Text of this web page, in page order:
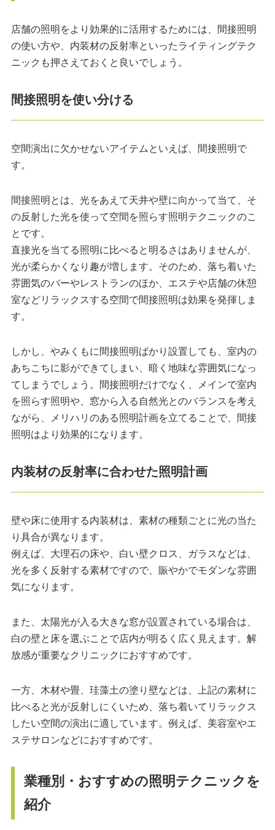
店舗の照明をより効果的に活用するためには、間接照明
の使い方や、内装材の反射率といったライティングテク
ニックも押さえておくと良いでしょう。
間接照明を使い分ける
空間演出に欠かせないアイテムといえば、間接照明で
す。
間接照明とは、光をあえて天井や壁に向かって当て、そ
の反射した光を使って空間を照らす照明テクニックのこ
とです。
直接光を当てる照明に比べると明るさはありませんが、
光が柔らかくなり趣が増します。そのため、落ち着いた
雰囲気のバーやレストランのほか、エステや店舗の休憩
室などリラックスする空間で間接照明は効果を発揮しま
す。
しかし、やみくもに間接照明ばかり設置しても、室内の
あちこちに影ができてしまい、暗く地味な雰囲気になっ
てしまうでしょう。間接照明だけでなく、メインで室内
を照らす照明や、窓から入る自然光とのバランスを考え
ながら、メリハリのある照明計画を立てることで、間接
照明はより効果的になります。
内装材の反射率に合わせた照明計画
壁や床に使用する内装材は、素材の種類ごとに光の当た
り具合が異なります。
例えば、大理石の床や、白い壁クロス、ガラスなどは、
光を多く反射する素材ですので、賑やかでモダンな雰囲
気になります。
また、太陽光が入る大きな窓が設置されている場合は、
白の壁と床を選ぶことで店内が明るく広く見えます。解
放感が重要なクリニックにおすすめです。
一方、木材や畳、珪藻土の塗り壁などは、上記の素材に
比べると光が反射しにくいため、落ち着いてリラックス
したい空間の演出に適しています。例えば、美容室やエ
ステサロンなどにおすすめです。
業種別・おすすめの照明テクニックを
紹介